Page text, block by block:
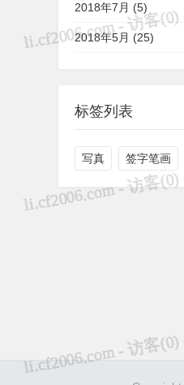
2018年7月 (5)
2018年5月 (25)
标签列表
写真 签字笔画